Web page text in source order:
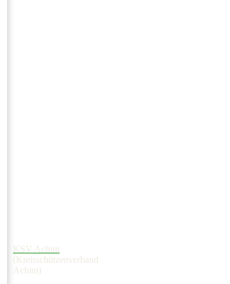
KSV Achim
(Kreisschützenverband
Achim)